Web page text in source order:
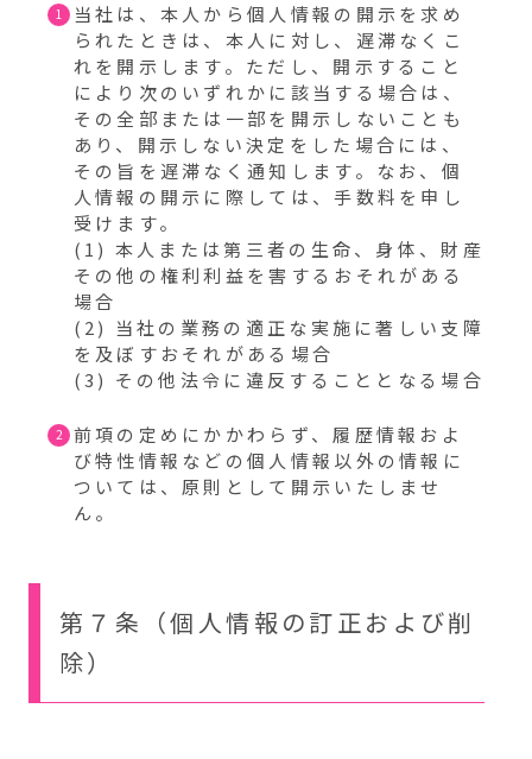
当社は、本人から個人情報の開示を求め
られたときは、本人に対し、遅滞なくこ
れを開示します。ただし、開示すること
により次のいずれかに該当する場合は、
その全部または一部を開示しないことも
あり、開示しない決定をした場合には、
その旨を遅滞なく通知します。なお、個
人情報の開示に際しては、手数料を申し
受けます。
(1) 本人または第三者の生命、身体、財産
その他の権利利益を害するおそれがある
場合
(2) 当社の業務の適正な実施に著しい支障
を及ぼすおそれがある場合
(3) その他法令に違反することとなる場合
前項の定めにかかわらず、履歴情報およ
び特性情報などの個人情報以外の情報に
ついては、原則として開示いたしませ
ん。
第７条（個人情報の訂正および削
除）